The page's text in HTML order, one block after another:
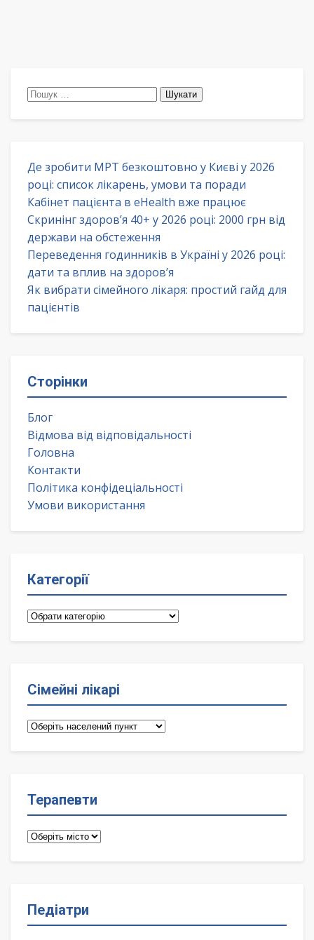
Пошук:
Де зробити МРТ безкоштовно у Києві у 2026
році: список лікарень, умови та поради
Кабінет пацієнта в eHealth вже працює
Скринінг здоров’я 40+ у 2026 році: 2000 грн від
держави на обстеження
Переведення годинників в Україні у 2026 році:
дати та вплив на здоров’я
Як вибрати сімейного лікаря: простий гайд для
пацієнтів
Сторінки
Блог
Відмова від відповідальності
Головна
Контакти
Політика конфідеціальності
Умови використання
Категорії
Категорії
Сімейні лікарі
Сімейні
Терапевти
Терапевти
Педіатри